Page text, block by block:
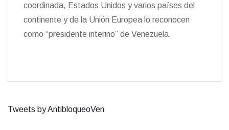
coordinada, Estados Unidos y varios países del
continente y de la Unión Europea lo reconocen
como “presidente interino” de Venezuela.
Tweets by AntibloqueoVen